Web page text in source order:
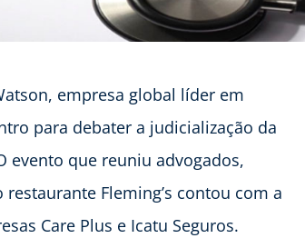
empresa global líder em
para debater a judicialização da
evento que reuniu advogados,
Fleming’s contou com a
Care Plus e Icatu Seguros.